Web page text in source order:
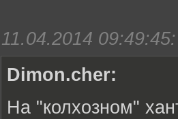
11.04.2014 09:49:45:
Dimon.cher:
На "колхозном"